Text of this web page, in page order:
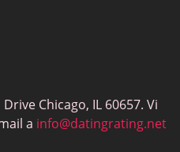
Chicago, IL 60657. Vi
a info@datingrating.net